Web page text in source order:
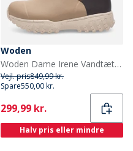
Woden
Woden Dame Irene Vandtætte Gummistøvler 259 Coffee Cream Multi
Vejl. pris849,99 kr.
Spare550,00 kr.
Current
299,99 kr.
Halv pris eller mindre